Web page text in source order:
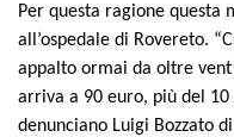
Per questa ragione questa
all’ospedale di Rovereto.
appalto ormai da oltre
arriva a 90 euro, più del
denunciano Luigi Bozzato